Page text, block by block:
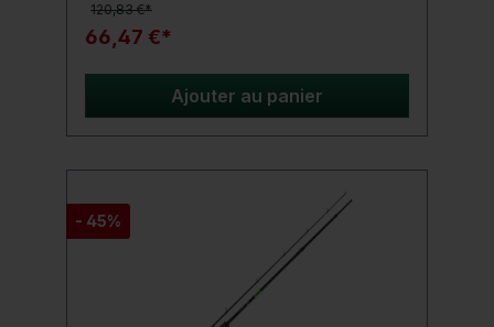
Daiwa Japan, la série Tatula XT est
disponible dans le monde entier dans
différentes gammes. Equipées de
composants de haute qualité de Fuji et de
technologies de construction de cannes
exclusives telles que la fibre de carbone
HVF et la construction X45, les cannes
rapport qualité-prix ! Détails du produit:
en fibre de carbone X45 Pièce à main
Brading-X Poignée EVA dure de haute
120,83 €*
66,47 €*
Ajouter au panier
- 45%